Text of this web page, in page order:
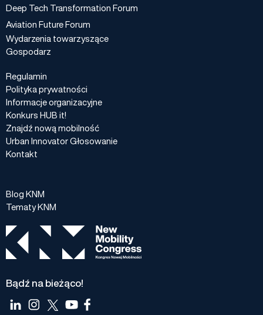
Deep Tech Transformation Forum
Aviation Future Forum
Wydarzenia towarzyszące
Gospodarz
Regulamin
Polityka prywatności
Informacje organizacyjne
Konkurs HUB it!
Znajdź nową mobilność
Urban Innovator Głosowanie
Kontakt
Blog KNM
Tematy KNM
Bądź na bieżąco!